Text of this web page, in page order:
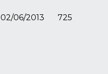
02/06/2013 725